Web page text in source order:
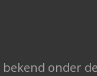
onder de